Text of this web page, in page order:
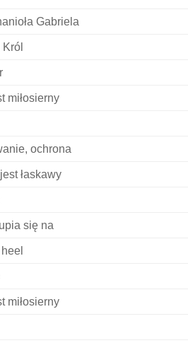
Gabriela
Król
miłosierny
ochrona
łaskawy
się na
miłosierny